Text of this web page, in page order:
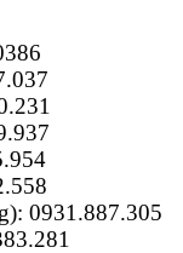
0931.887.305